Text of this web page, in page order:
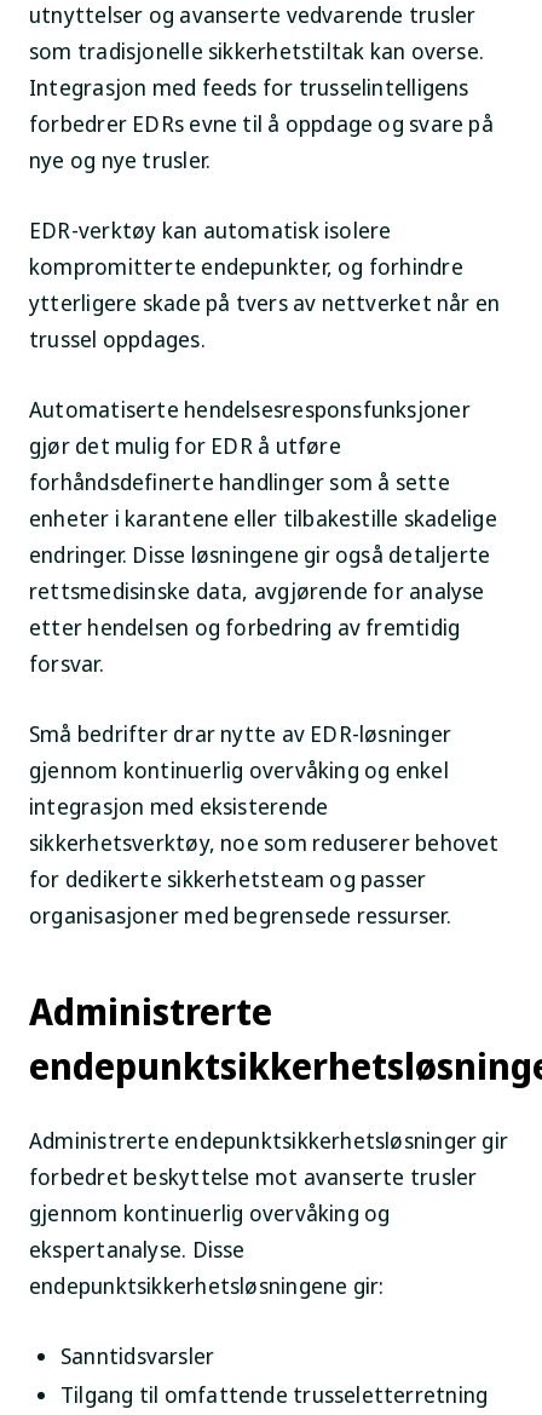
utnyttelser og avanserte vedvarende trusler
som tradisjonelle sikkerhetstiltak kan overse.
Integrasjon med feeds for trusselintelligens
forbedrer EDRs evne til å oppdage og svare på
nye og nye trusler.
EDR-verktøy kan automatisk isolere
kompromitterte endepunkter, og forhindre
ytterligere skade på tvers av nettverket når en
trussel oppdages.
Automatiserte hendelsesresponsfunksjoner
gjør det mulig for EDR å utføre
forhåndsdefinerte handlinger som å sette
enheter i karantene eller tilbakestille skadelige
endringer. Disse løsningene gir også detaljerte
rettsmedisinske data, avgjørende for analyse
etter hendelsen og forbedring av fremtidig
forsvar.
Små bedrifter drar nytte av EDR-løsninger
gjennom kontinuerlig overvåking og enkel
integrasjon med eksisterende
sikkerhetsverktøy, noe som reduserer behovet
for dedikerte sikkerhetsteam og passer
organisasjoner med begrensede ressurser.
Administrerte
Administrerte endepunktsikkerhetsløsninger gir
forbedret beskyttelse mot avanserte trusler
gjennom kontinuerlig overvåking og
ekspertanalyse. Disse
endepunktsikkerhetsløsningene gir:
Sanntidsvarsler
Tilgang til omfattende trusseletterretning